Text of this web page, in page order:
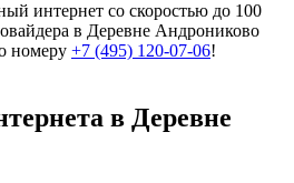
интернет со скоростью до 100
в Деревне Андрониково
номеру +7 (495) 120-07-06!
в Деревне